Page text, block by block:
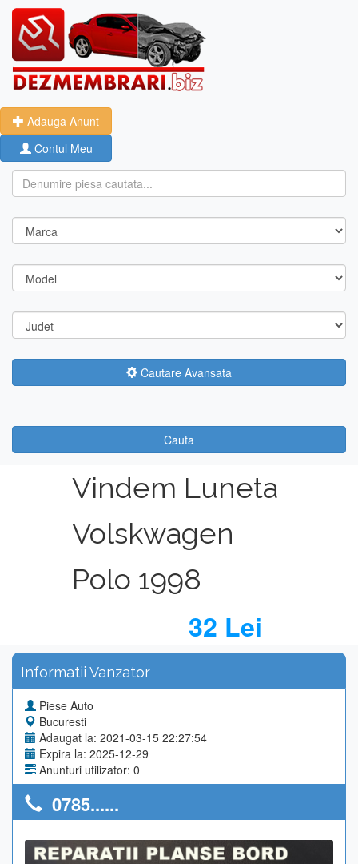
Adauga Anunt
Contul Meu
Cautare Avansata
Cauta
Vindem Luneta
Volskwagen
Polo 1998
32 Lei
Informatii Vanzator
Piese Auto
Bucuresti
Adaugat la: 2021-03-15 22:27:54
Expira la: 2025-12-29
Anunturi utilizator: 0
0785......